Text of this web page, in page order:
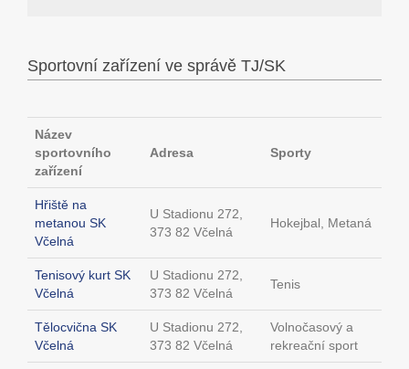
Sportovní zařízení ve správě TJ/SK
Název
sportovního
zařízení
Adresa Sporty
Hřiště na
metanou SK
Včelná
U Stadionu 272,
373 82 Včelná
Hokejbal, Metaná
Tenisový kurt SK
Včelná
U Stadionu 272,
373 82 Včelná
Tenis
Tělocvična SK
Včelná
U Stadionu 272,
373 82 Včelná
Volnočasový a
rekreační sport